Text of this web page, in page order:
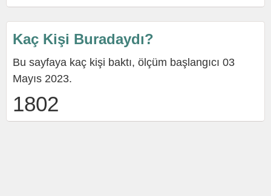
Kaç Kişi Buradaydı?
Bu sayfaya kaç kişi baktı, ölçüm başlangıcı 03
Mayıs 2023.
1802